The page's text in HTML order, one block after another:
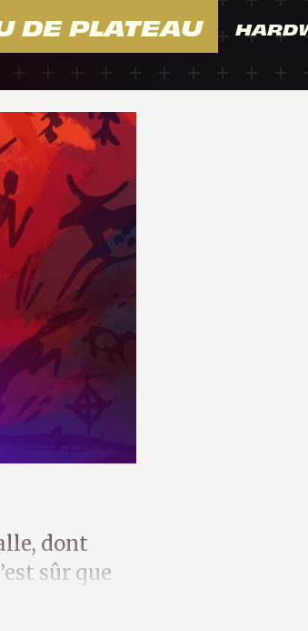
DE PLATEAU
dont
sûr que